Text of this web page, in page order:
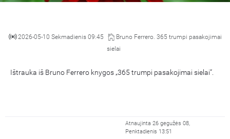
2026-05-10 Sekmadienis 09:45
Bruno Ferrero. 365 trumpi pasakojimai
sielai
Ištrauka iš Bruno Ferrero knygos „365 trumpi pasakojimai sielai“.
Atnaujinta 26 gegužės 08,
Penktadienis 13:51